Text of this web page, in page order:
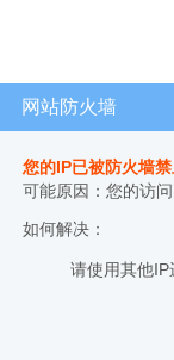
网站防火墙
您的IP已被防火墙
可能原因：您的访
如何解决：
请使用其他